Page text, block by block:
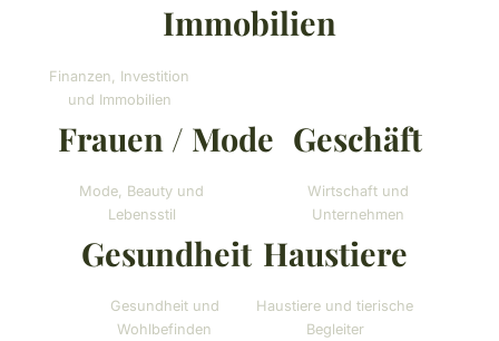
Immobilien
Finanzen, Investition
und Immobilien
Frauen / Mode
Mode, Beauty und
Lebensstil
Geschäft
Wirtschaft und
Unternehmen
Gesundheit
Gesundheit und
Wohlbefinden
Haustiere
Haustiere und tierische
Begleiter